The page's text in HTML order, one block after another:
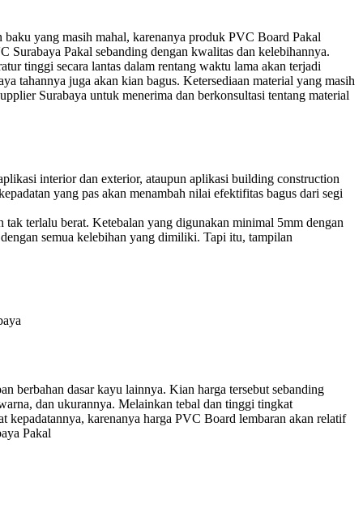
yang masih mahal, karenanya produk PVC Board Pakal
Pakal sebanding dengan kwalitas dan kelebihannya.
tinggi secara lantas dalam rentang waktu lama akan terjadi
tahannya juga akan kian bagus. Ketersediaan material yang masih
Surabaya untuk menerima dan berkonsultasi tentang material
interior dan exterior, ataupun aplikasi building construction
yang pas akan menambah nilai efektifitas bagus dari segi
terlalu berat. Ketebalan yang digunakan minimal 5mm dengan
semua kelebihan yang dimiliki. Tapi itu, tampilan
berbahan dasar kayu lainnya. Kian harga tersebut sebanding
dan ukurannya. Melainkan tebal dan tinggi tingkat
kepadatannya, karenanya harga PVC Board lembaran akan relatif
Pakal